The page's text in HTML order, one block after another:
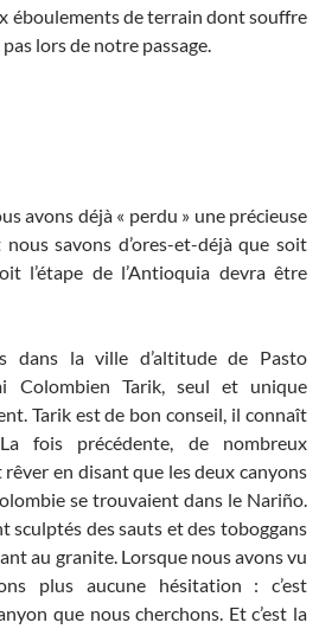
éboulements de terrain dont souffre
lors de notre passage.
avons déjà « perdu » une précieuse
nous savons d’ores-et-déjà que soit
l’étape de l’Antioquia devra être
dans la ville d’altitude de Pasto
Colombien Tarik, seul et unique
Tarik est de bon conseil, il connaît
fois précédente, de nombreux
en disant que les deux canyons
se trouvaient dans le Nariño.
sculptés des sauts et des toboggans
au granite. Lorsque nous avons vu
plus aucune hésitation : c’est
que nous cherchons. Et c’est la